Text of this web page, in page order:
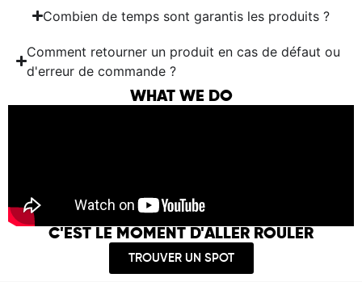
Combien de temps sont garantis les produits ?
Comment retourner un produit en cas de défaut ou
d'erreur de commande ?
WHAT WE DO
C'EST LE MOMENT D'ALLER ROULER
TROUVER UN SPOT